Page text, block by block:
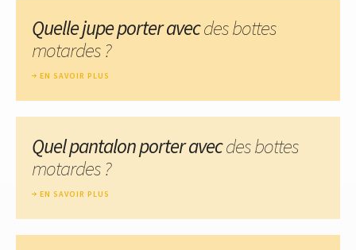
Quelle jupe porter avecdes bottes
motardes ?
EN SAVOIR PLUS
Quel pantalon porter avecdes bottes
motardes ?
EN SAVOIR PLUS